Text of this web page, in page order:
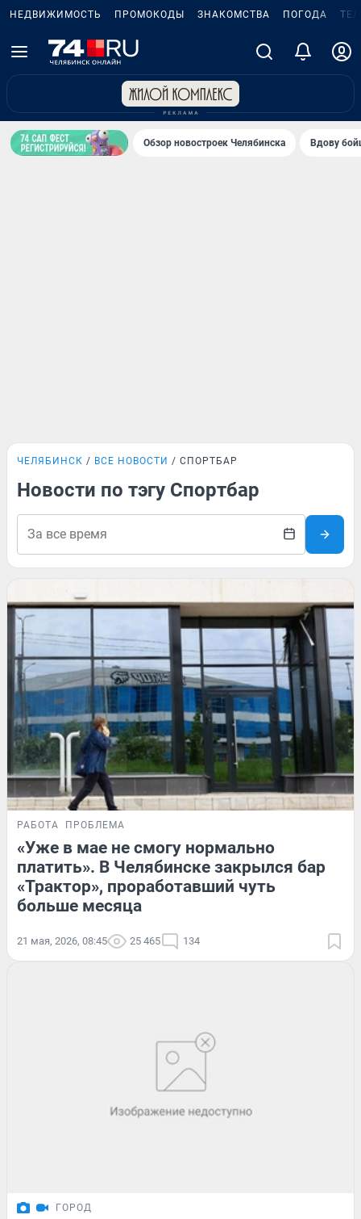
НЕДВИЖИМОСТЬ ПРОМОКОДЫ ЗНАКОМСТВА ПОГОДА
Обзор новостроек Челябинска Вдову
ЧЕЛЯБИНСК ВСЕ НОВОСТИ СПОРТБАР
Новости по тэгу Спортбар
РАБОТА ПРОБЛЕМА
«Уже в мае не смогу нормально
платить». В Челябинске закрылся бар
«Трактор», проработавший чуть
больше месяца
21 мая, 2026, 08:45 25 465 134
ГОРОД